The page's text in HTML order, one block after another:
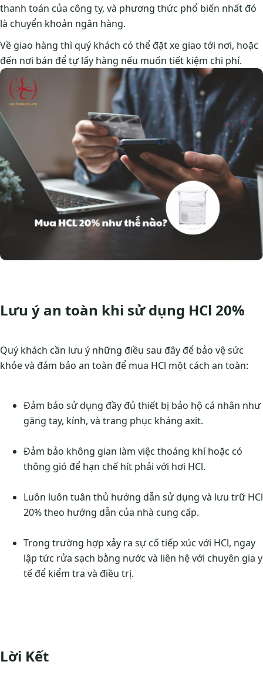
thanh toán của công ty, và phương thức phổ biến nhất đó
là chuyển khoản ngân hàng.
Về giao hàng thì quý khách có thể đặt xe giao tới nơi, hoặc
đến nơi bán để tự lấy hàng nếu muốn tiết kiệm chi phí.
Lưu ý an toàn khi sử dụng HCl 20%
Quý khách cần lưu ý những điều sau đây để bảo vệ sức
khỏe và đảm bảo an toàn để mua HCl một cách an toàn:
Đảm bảo sử dụng đầy đủ thiết bị bảo hộ cá nhân như
găng tay, kính, và trang phục kháng axit.
Đảm bảo không gian làm việc thoáng khí hoặc có
thông gió để hạn chế hít phải với hơi HCl.
Luôn luôn tuân thủ hướng dẫn sử dụng và lưu trữ HCl
20% theo hướng dẫn của nhà cung cấp.
Trong trường hợp xảy ra sự cố tiếp xúc với HCl, ngay
lập tức rửa sạch bằng nước và liên hệ với chuyên gia y
tế để kiểm tra và điều trị.
Lời Kết